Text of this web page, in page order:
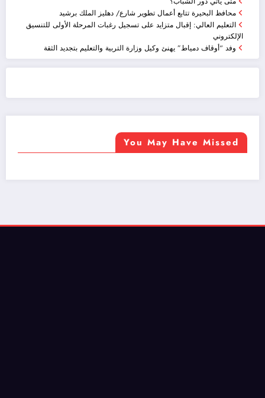
محافظ البحيرة تتابع أعمال تطوير شارع/ دهليز الملك برشيد
التعليم العالي: إقبال متزايد على تسجيل رغبات المرحلة الأولى للتنسيق
الإلكتروني
وفد “أوقاف دمياط” يهنئ وكيل وزارة التربية والتعليم بتجديد الثقة
You May Have Missed